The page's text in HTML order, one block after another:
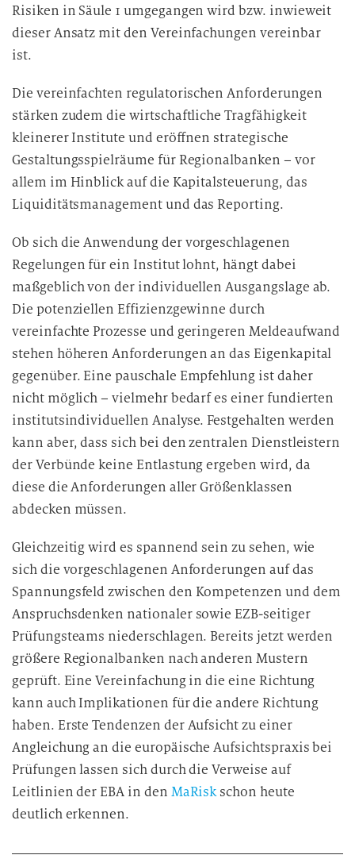
Risiken in Säule 1 umgegangen wird bzw. inwieweit
dieser Ansatz mit den Vereinfachungen vereinbar
ist.
Die vereinfachten regulatorischen Anforderungen
stärken zudem die wirtschaftliche Tragfähigkeit
kleinerer Institute und eröffnen strategische
Gestaltungsspielräume für Regionalbanken – vor
allem im Hinblick auf die Kapitalsteuerung, das
Liquiditätsmanagement und das Reporting.
Ob sich die Anwendung der vorgeschlagenen
Regelungen für ein Institut lohnt, hängt dabei
maßgeblich von der individuellen Ausgangslage ab.
Die potenziellen Effizienzgewinne durch
vereinfachte Prozesse und geringeren Meldeaufwand
stehen höheren Anforderungen an das Eigenkapital
gegenüber. Eine pauschale Empfehlung ist daher
nicht möglich – vielmehr bedarf es einer fundierten
institutsindividuellen Analyse. Festgehalten werden
kann aber, dass sich bei den zentralen Dienstleistern
der Verbünde keine Entlastung ergeben wird, da
diese die Anforderungen aller Größenklassen
abdecken müssen.
Gleichzeitig wird es spannend sein zu sehen, wie
sich die vorgeschlagenen Anforderungen auf das
Spannungsfeld zwischen den Kompetenzen und dem
Anspruchsdenken nationaler sowie EZB-seitiger
Prüfungsteams niederschlagen. Bereits jetzt werden
größere Regionalbanken nach anderen Mustern
geprüft. Eine Vereinfachung in die eine Richtung
kann auch Implikationen für die andere Richtung
haben. Erste Tendenzen der Aufsicht zu einer
Angleichung an die europäische Aufsichtspraxis bei
Prüfungen lassen sich durch die Verweise auf
Leitlinien der EBA in den MaRiskschon heute
deutlich erkennen.